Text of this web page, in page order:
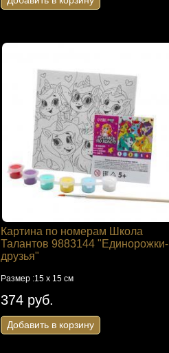
Картина по номерам Школа
Талантов 9883144 "Единорожки-
друзья"
Размер :15 х 15 см
374 руб.
Добавить в корзину